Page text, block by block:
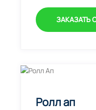
ЗАКАЗАТЬ
Ролл ап